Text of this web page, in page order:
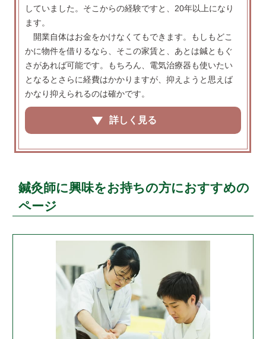
していました。そこからの経験ですと、20年以上になり
ます。
開業自体はお金をかけなくてもできます。もしもどこ
かに物件を借りるなら、そこの家賃と、あとは鍼ともぐ
さがあれば可能です。もちろん、電気治療器も使いたい
となるとさらに経費はかかりますが、抑えようと思えば
かなり抑えられるのは確かです。
詳しく見る
鍼灸師に興味をお持ちの方におすすめの
ページ